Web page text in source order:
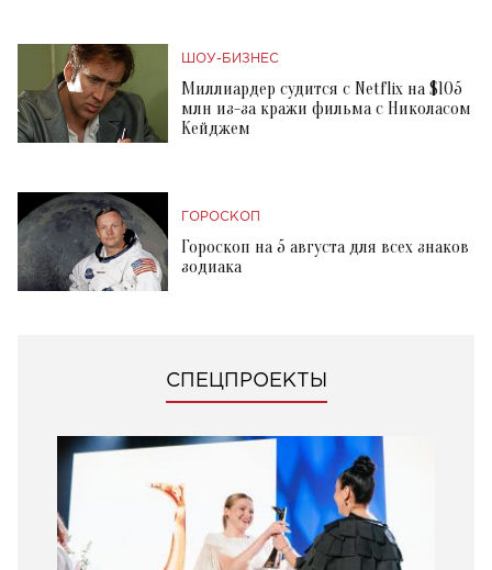
ШОУ-БИЗНЕС
Миллиардер судится с Netflix на $105
млн из-за кражи фильма с Николасом
Кейджем
ГОРОСКОП
Гороскоп на 5 августа для всех знаков
зодиака
СПЕЦПРОЕКТЫ